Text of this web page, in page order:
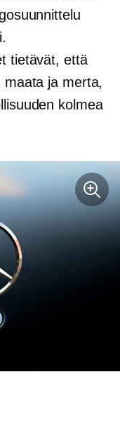
tietävät, että
maata ja merta,
kolmea